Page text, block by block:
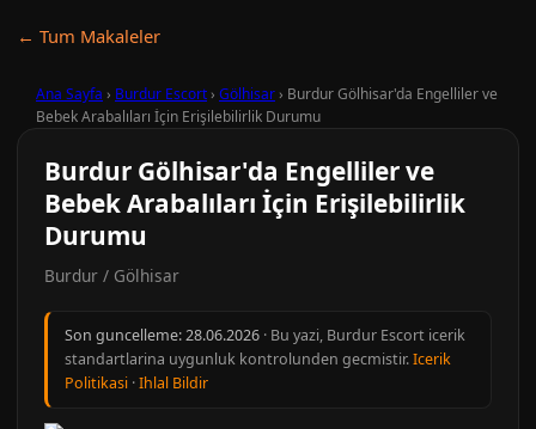
← Tum Makaleler
Ana Sayfa › Burdur Escort› Gölhisar› Burdur Gölhisar'da Engelliler ve
Bebek Arabalıları İçin Erişilebilirlik Durumu
Burdur Gölhisar'da Engelliler ve
Bebek Arabalıları İçin Erişilebilirlik
Durumu
Burdur / Gölhisar
Son guncelleme:28.06.2026 · Bu yazi, Burdur Escort icerik
standartlarina uygunluk kontrolunden gecmistir.Icerik
Politikasi ·Ihlal Bildir